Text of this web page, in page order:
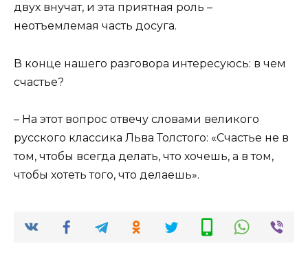
двух внучат, и эта приятная роль –
неотъемлемая часть досуга.
В конце нашего разговора интересуюсь: в чем
счастье?
– На этот вопрос отвечу словами великого
русского классика Льва Толстого: «Счастье не в
том, чтобы всегда делать, что хочешь, а в том,
чтобы хотеть того, что делаешь».